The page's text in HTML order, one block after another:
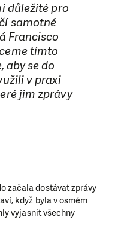
důležité pro
samotné
Francisco
tímto
aby se do
v praxi
jim zprávy
začala dostávat zprávy
když byla v osmém
vyjasnit všechny